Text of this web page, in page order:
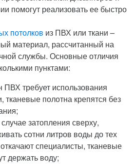
помогут реализовать ее быстро
потолков из ПВХ или ткани –
материал, рассчитанный на
службы. Основные отличия
пунктами:
ПВХ требует использования
тканевые полотна крепятся без
затопления сверху,
сотни литров воды до тех
специалисты, тканевые
держать воду;